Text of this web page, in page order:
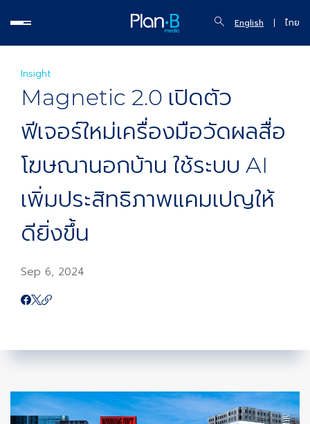
English ไทย
Insight
Magnetic 2.0 เปิดตัว
ฟีเจอร์ใหม่เครื่องมือวัดผลสื่อ
โฆษณานอกบ้าน ใช้ระบบ AI
เพิ่มประสิทธิภาพแคมเปญให้
ดียิ่งขึ้น
Sep 6, 2024